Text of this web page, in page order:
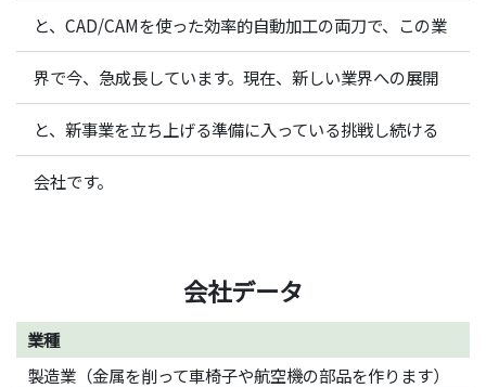
と、CAD/CAMを使った効率的自動加工の両刀で、この業
界で今、急成長しています。現在、新しい業界への展開
と、新事業を立ち上げる準備に入っている挑戦し続ける
会社です。
会社データ
業種
製造業（金属を削って車椅子や航空機の部品を作ります）